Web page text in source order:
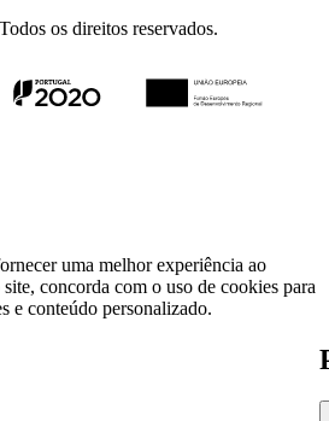
os direitos reservados.
uma melhor experiência ao
concorda com o uso de cookies para
e conteúdo personalizado.